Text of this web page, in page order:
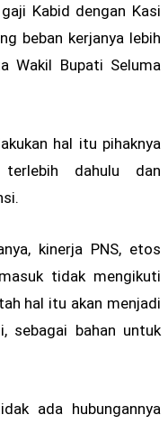
Kabid dengan Kasi
beban kerjanya lebih
Wakil Bupati Seluma
hal itu pihaknya
terlebih dahulu dan
kinerja PNS, etos
tidak mengikuti
hal itu akan menjadi
sebagai bahan untuk
ada hubungannya